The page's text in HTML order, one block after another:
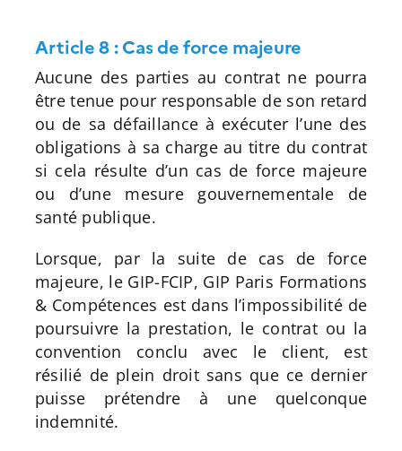
Article 8 : Cas de force majeure
Aucune des parties au contrat ne pourra
être tenue pour responsable de son retard
ou de sa défaillance à exécuter l’une des
obligations à sa charge au titre du contrat
si cela résulte d’un cas de force majeure
ou d’une mesure gouvernementale de
santé publique.
Lorsque, par la suite de cas de force
majeure, le GIP-FCIP, GIP Paris Formations
& Compétences est dans l’impossibilité de
poursuivre la prestation, le contrat ou la
convention conclu avec le client, est
résilié de plein droit sans que ce dernier
puisse prétendre à une quelconque
indemnité.